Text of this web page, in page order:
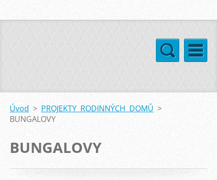
Úvod > PROJEKTY RODINNÝCH DOMŮ >
BUNGALOVY
BUNGALOVY